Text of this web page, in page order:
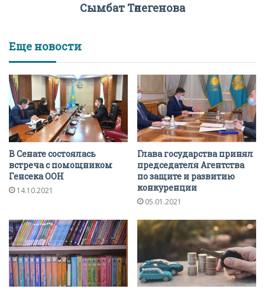
Сымбат Төлегенова
Еще новости
В Сенате состоялась
встреча с помощником
Генсека ООН
14.10.2021
Глава государства принял
председателя Агентства
по защите и развитию
конкуренции
05.01.2021